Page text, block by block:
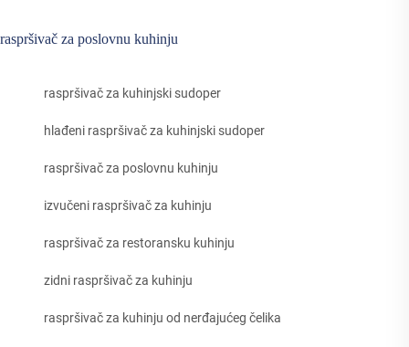
raspršivač za poslovnu kuhinju
raspršivač za kuhinjski sudoper
hlađeni raspršivač za kuhinjski sudoper
raspršivač za poslovnu kuhinju
izvučeni raspršivač za kuhinju
raspršivač za restoransku kuhinju
zidni raspršivač za kuhinju
raspršivač za kuhinju od nerđajućeg čelika